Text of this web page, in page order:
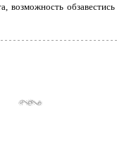
возможность